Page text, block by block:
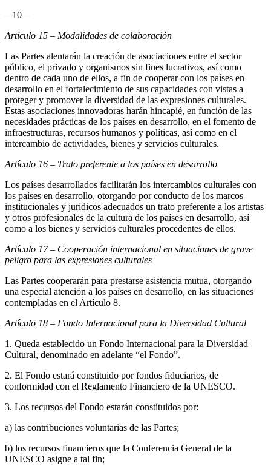
– 10 –
Artículo 15 – Modalidades de colaboración
Las Partes alentarán la creación de asociaciones entre el sector
público, el privado y organismos sin fines lucrativos, así como
dentro de cada uno de ellos, a fin de cooperar con los países en
desarrollo en el fortalecimiento de sus capacidades con vistas a
proteger y promover la diversidad de las expresiones culturales.
Estas asociaciones innovadoras harán hincapié, en función de las
necesidades prácticas de los países en desarrollo, en el fomento de
infraestructuras, recursos humanos y políticas, así como en el
intercambio de actividades, bienes y servicios culturales.
Artículo 16 – Trato preferente a los países en desarrollo
Los países desarrollados facilitarán los intercambios culturales con
los países en desarrollo, otorgando por conducto de los marcos
institucionales y jurídicos adecuados un trato preferente a los artistas
y otros profesionales de la cultura de los países en desarrollo, así
como a los bienes y servicios culturales procedentes de ellos.
Artículo 17 – Cooperación internacional en situaciones de grave
peligro para las expresiones culturales
Las Partes cooperarán para prestarse asistencia mutua, otorgando
una especial atención a los países en desarrollo, en las situaciones
contempladas en el Artículo 8.
Artículo 18 – Fondo Internacional para la Diversidad Cultural
1. Queda establecido un Fondo Internacional para la Diversidad
Cultural, denominado en adelante “el Fondo”.
2. El Fondo estará constituido por fondos fiduciarios, de
conformidad con el Reglamento Financiero de la UNESCO.
3. Los recursos del Fondo estarán constituidos por:
a) las contribuciones voluntarias de las Partes;
b) los recursos financieros que la Conferencia General de la
UNESCO asigne a tal fin;